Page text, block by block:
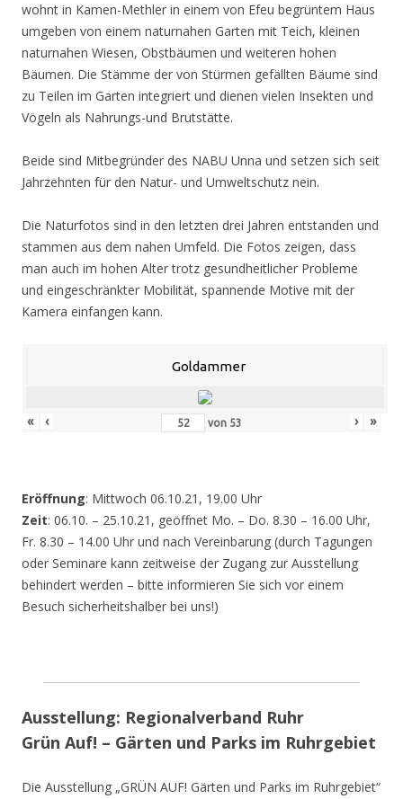
wohnt in Kamen-Methler in einem von Efeu begrüntem Haus
umgeben von einem naturnahen Garten mit Teich, kleinen
naturnahen Wiesen, Obstbäumen und weiteren hohen
Bäumen. Die Stämme der von Stürmen gefällten Bäume sind
zu Teilen im Garten integriert und dienen vielen Insekten und
Vögeln als Nahrungs-und Brutstätte.
Beide sind Mitbegründer des NABU Unna und setzen sich seit
Jahrzehnten für den Natur- und Umweltschutz nein.
Die Naturfotos sind in den letzten drei Jahren entstanden und
stammen aus dem nahen Umfeld. Die Fotos zeigen, dass
man auch im hohen Alter trotz gesundheitlicher Probleme
und eingeschränkter Mobilität, spannende Motive mit der
Kamera einfangen kann.
Goldammer
« ‹ von 53 › »
Eröffnung: Mittwoch 06.10.21, 19.00 Uhr
Zeit: 06.10. – 25.10.21, geöffnet Mo. – Do. 8.30 – 16.00 Uhr,
Fr. 8.30 – 14.00 Uhr und nach Vereinbarung (durch Tagungen
oder Seminare kann zeitweise der Zugang zur Ausstellung
behindert werden – bitte informieren Sie sich vor einem
Besuch sicherheitshalber bei uns!)
Ausstellung: Regionalverband Ruhr
Grün Auf! – Gärten und Parks im Ruhrgebiet
Die Ausstellung „GRÜN AUF! Gärten und Parks im Ruhrgebiet“